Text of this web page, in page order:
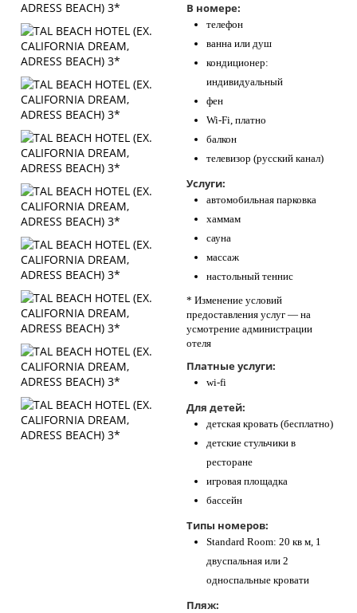
В номере:
телефон
ванна или душ
кондиционер:
индивидуальный
фен
Wi-Fi, платно
балкон
телевизор (русский канал)
Услуги:
автомобильная парковка
хаммам
сауна
массаж
настольный теннис
* Изменение условий
предоставления услуг — на
усмотрение администрации
отеля
Платные услуги:
wi-fi
Для детей:
детская кровать (бесплатно)
детские стульчики в
ресторане
игровая площадка
бассейн
Типы номеров:
Standard Room: 20 кв м, 1
двуспальная или 2
односпальные кровати
Пляж: